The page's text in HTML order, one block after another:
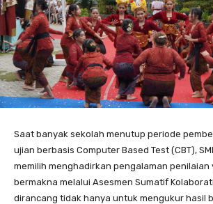
Saat banyak sekolah menutup periode
ujian berbasis Computer Based Test (CBT),
memilih menghadirkan pengalaman penilaian
bermakna melalui Asesmen Sumatif
dirancang tidak hanya untuk mengukur hasil